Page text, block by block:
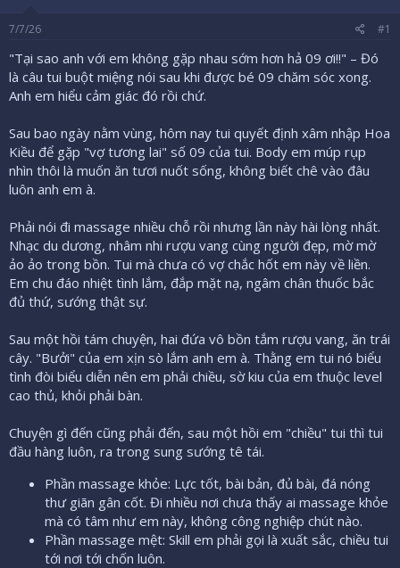
ầ
u
7/7/26 #1
"Tại sao anh với em không gặp nhau sớm hơn hả 09 ơi!!" – Đó
là câu tui buột miệng nói sau khi được bé 09 chăm sóc xong.
Anh em hiểu cảm giác đó rồi chứ.
Sau bao ngày nằm vùng, hôm nay tui quyết định xâm nhập Hoa
Kiều để gặp "vợ tương lai" số 09 của tui. Body em múp rụp
nhìn thôi là muốn ăn tươi nuốt sống, không biết chê vào đâu
luôn anh em à.
Phải nói đi massage nhiều chỗ rồi nhưng lần này hài lòng nhất.
Nhạc du dương, nhâm nhi rượu vang cùng người đẹp, mờ mờ
ảo ảo trong bồn. Tui mà chưa có vợ chắc hốt em này về liền.
Em chu đáo nhiệt tình lắm, đắp mặt nạ, ngâm chân thuốc bắc
đủ thứ, sướng thật sự.
Sau một hồi tám chuyện, hai đứa vô bồn tắm rượu vang, ăn trái
cây. "Bưởi" của em xịn sò lắm anh em à. Thằng em tui nó biểu
tình đòi biểu diễn nên em phải chiều, sờ kiu của em thuộc level
cao thủ, khỏi phải bàn.
Chuyện gì đến cũng phải đến, sau một hồi em "chiều" tui thì tui
đầu hàng luôn, ra trong sung sướng tê tái.
Phần massage khỏe: Lực tốt, bài bản, đủ bài, đá nóng
thư giãn gân cốt. Đi nhiều nơi chưa thấy ai massage khỏe
mà có tâm như em này, không công nghiệp chút nào.
Phần massage mệt: Skill em phải gọi là xuất sắc, chiều tui
tới nơi tới chốn luôn.